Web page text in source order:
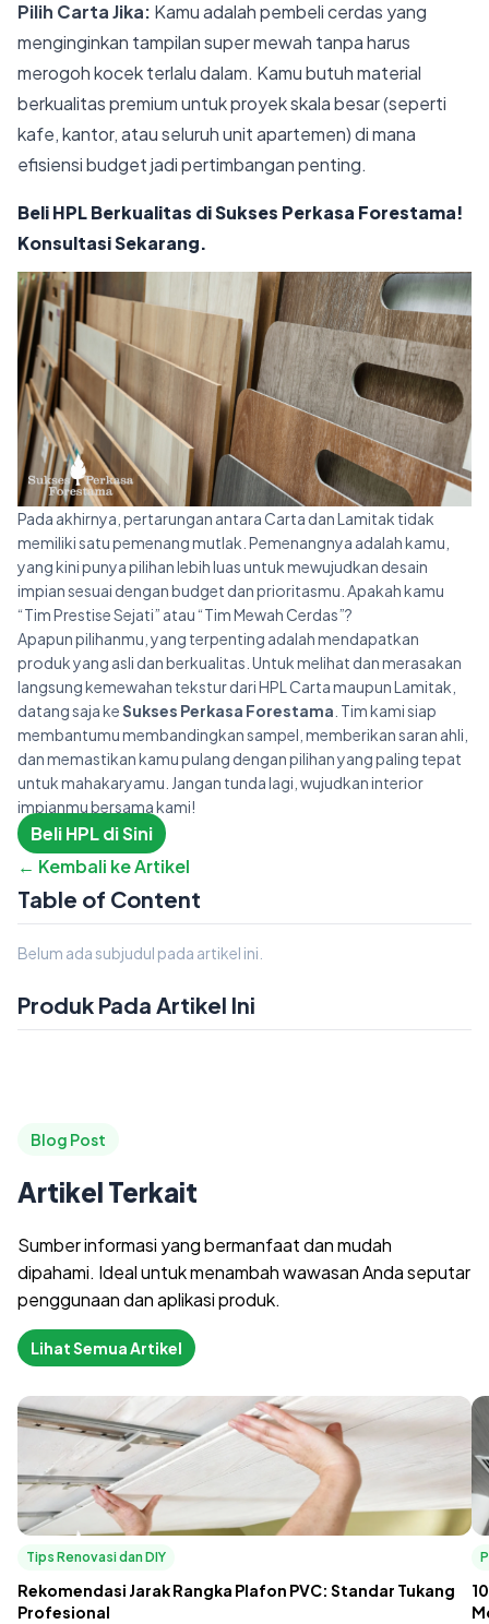
Pilih Carta Jika: Kamu adalah pembeli cerdas yang
menginginkan tampilan super mewah tanpa harus
merogoh kocek terlalu dalam. Kamu butuh material
berkualitas premium untuk proyek skala besar (seperti
kafe, kantor, atau seluruh unit apartemen) di mana
efisiensi budget jadi pertimbangan penting.
Beli HPL Berkualitas di Sukses Perkasa Forestama!
Konsultasi Sekarang.
Pada akhirnya, pertarungan antara Carta dan Lamitak tidak
memiliki satu pemenang mutlak. Pemenangnya adalah kamu,
yang kini punya pilihan lebih luas untuk mewujudkan desain
impian sesuai dengan budget dan prioritasmu. Apakah kamu
“Tim Prestise Sejati” atau “Tim Mewah Cerdas”?
Apapun pilihanmu, yang terpenting adalah mendapatkan
produk yang asli dan berkualitas. Untuk melihat dan merasakan
langsung kemewahan tekstur dari HPL Carta maupun Lamitak,
datang saja keSukses Perkasa Forestama . Tim kami siap
membantumu membandingkan sampel, memberikan saran ahli,
dan memastikan kamu pulang dengan pilihan yang paling tepat
untuk mahakaryamu. Jangan tunda lagi, wujudkan interior
impianmu bersama kami!
Beli HPL di Sini
← Kembali ke Artikel
Table of Content
Belum ada subjudul pada artikel ini.
Produk Pada Artikel Ini
Blog Post
Artikel Terkait
Sumber informasi yang bermanfaat dan mudah
dipahami. Ideal untuk menambah wawasan Anda seputar
penggunaan dan aplikasi produk.
Lihat Semua Artikel
Tips Renovasi dan DIY
Rekomendasi Jarak Rangka Plafon PVC: Standar Tukang
Profesional